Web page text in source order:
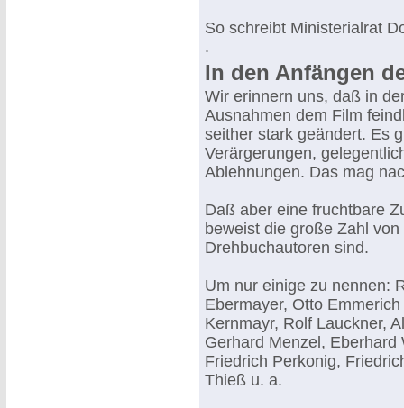
So schreibt Ministerialrat
.
In den Anfängen
Wir erinnern uns, daß in
Ausnahmen dem Film
seither stark geändert. Es
Verärgerungen,
Ablehnungen. Das mag
Daß aber eine fruchtbare
beweist die große Zahl
Drehbuchautoren sind.
Um nur einige zu nennen:
Ebermayer, Otto
Kernmayr, Rolf Lauckner,
Gerhard Menzel,
Friedrich Perkonig,
Thieß u. a.